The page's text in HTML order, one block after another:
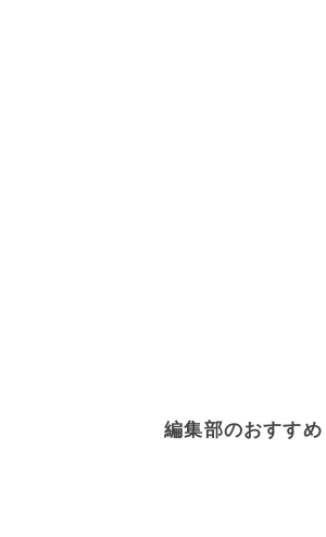
編集部のおすすめ